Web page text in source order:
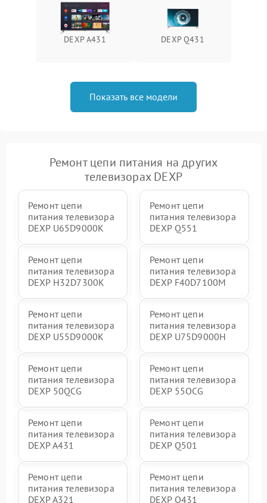
DEXP A431 DEXP Q431
Показать все модели
Ремонт цепи питания на других
телевизорах DEXP
Ремонт цепи
питания телевизора
DEXP U65D9000K
Ремонт цепи
питания телевизора
DEXP Q551
Ремонт цепи
питания телевизора
DEXP H32D7300K
Ремонт цепи
питания телевизора
DEXP F40D7100M
Ремонт цепи
питания телевизора
DEXP U55D9000K
Ремонт цепи
питания телевизора
DEXP U75D9000H
Ремонт цепи
питания телевизора
DEXP 50QCG
Ремонт цепи
питания телевизора
DEXP 55OCG
Ремонт цепи
питания телевизора
DEXP A431
Ремонт цепи
питания телевизора
DEXP Q501
Ремонт цепи
питания телевизора
DEXP A321
Ремонт цепи
питания телевизора
DEXP Q431